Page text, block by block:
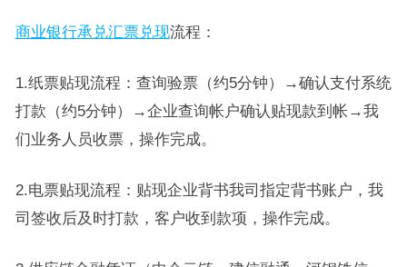
商业银行承兑汇票兑现流程：
1.纸票贴现流程：查询验票（约5分钟）→确认支付系统
打款（约5分钟）→企业查询帐户确认贴现款到帐→我
们业务人员收票，操作完成。
2.电票贴现流程：贴现企业背书我司指定背书账户，我
司签收后及时打款，客户收到款项，操作完成。